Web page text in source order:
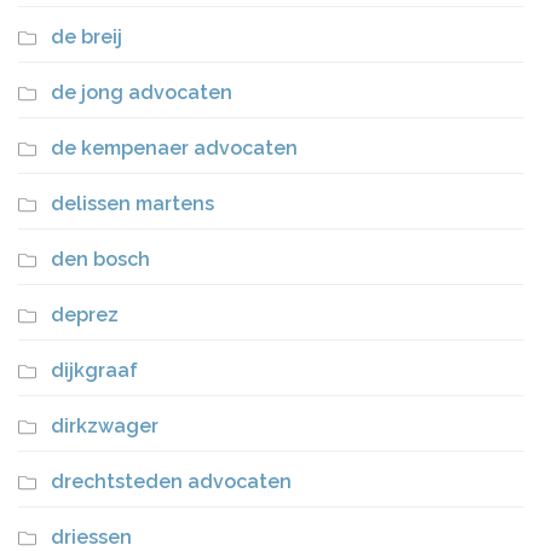
de breij
de jong advocaten
de kempenaer advocaten
delissen martens
den bosch
deprez
dijkgraaf
dirkzwager
drechtsteden advocaten
driessen